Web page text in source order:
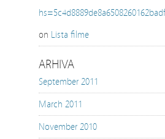
on Lista filme
ARHIVA
September 2011
March 2011
November 2010